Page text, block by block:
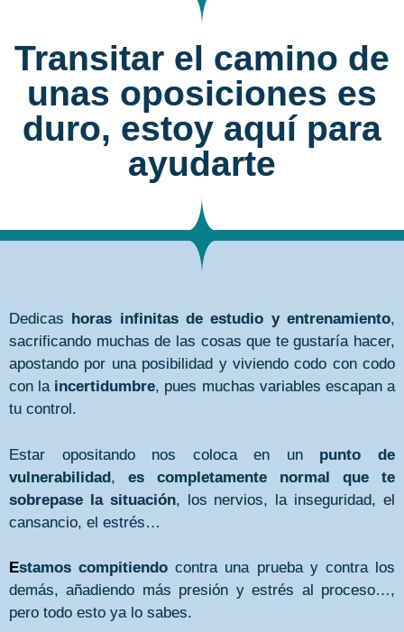
Transitar el camino de
unas oposiciones es
duro, estoy aquí para
ayudarte
Dedicas horas infinitas de estudio y entrenamiento,
sacrificando muchas de las cosas que te gustaría hacer,
apostando por una posibilidad y viviendo codo con codo
con la incertidumbre, pues muchas variables escapan a
tu control.
Estar opositando nos coloca en un punto de
vulnerabilidad, es completamente normal que te
sobrepase la situación, los nervios, la inseguridad, el
cansancio, el estrés…
Estamos compitiendo contra una prueba y contra los
demás, añadiendo más presión y estrés al proceso…,
pero todo esto ya lo sabes.